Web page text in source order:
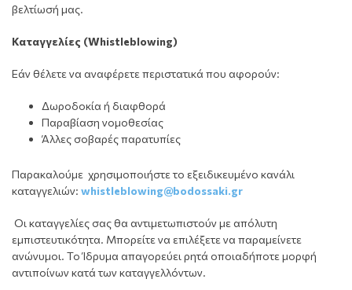
βελτίωσή μας.
Καταγγελίες (Whistleblowing)
Εάν θέλετε να αναφέρετε περιστατικά που αφορούν:
Δωροδοκία ή διαφθορά
Παραβίαση νομοθεσίας
Άλλες σοβαρές παρατυπίες
Παρακαλούμε χρησιμοποιήστε το εξειδικευμένο κανάλι
καταγγελιών: whistleblowing@bodossaki.gr
Οι καταγγελίες σας θα αντιμετωπιστούν με απόλυτη
εμπιστευτικότητα. Μπορείτε να επιλέξετε να παραμείνετε
ανώνυμοι. Το Ίδρυμα απαγορεύει ρητά οποιαδήποτε μορφή
αντιποίνων κατά των καταγγελλόντων.